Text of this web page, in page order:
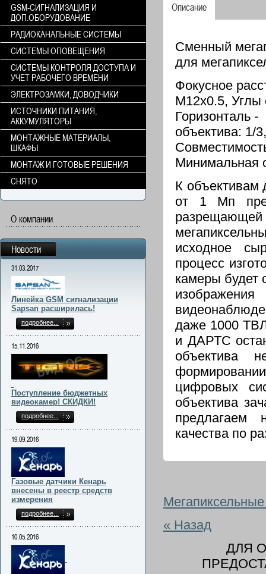
Описание
Сменный
для
Фокусное
М12х0.5, Углы
Горизонталь
объектива: 1/
Минимальная
К объективам
от 1 Мп
исходное
процесс
камеры будет
даже 1000
и ДАРТС
объектива
цифровых
объектива
предлагаем
качества по
« Назад
ДЛЯ
GSM-СИГНАЛИЗАЦИЯ И
ДОП.ОБОРУДОВАНИЕ
РАДИОКАНАЛЬНЫЕ СИСТЕМЫ
СИСТЕМЫ ОПОВЕЩЕНИЯ
СИСТЕМЫ КОНТРОЛЯ ДОСТУПА И
УЧЕТ РАБОЧЕГО ВРЕМЕНИ
ЭЛЕКТРОЗАМКИ, ДОВОДЧИКИ
ИСТОЧНИКИ ПИТАНИЯ,
АККУМУЛЯТОРЫ
МОНТАЖНЫЕ МАТЕРИАЛЫ,
ШКАФЫ
МОНТАЖ И ГОТОВЫЕ РЕШЕНИЯ
СНЯТО
О компании
Новости
31.03.2017
Линейка GSM сигнализации
Sapsan расширилась!
подробнее...
15.11.2016
Поступление бюджетных
видеокамер! СКИДКИ!
подробнее...
19.09.2016
Газовые датчики Кенарь
внесены в реестр средств
измерения
подробнее...
10.05.2016